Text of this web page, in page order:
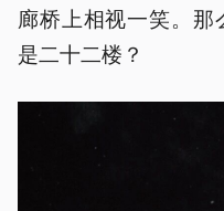
廊桥上相视一笑。
是二十二楼？